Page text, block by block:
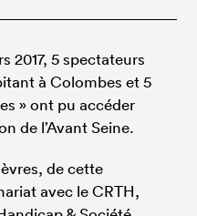
2017, 5 spectateurs
à Colombes et 5
» ont pu accéder
de l’Avant Seine.
de cette
avec le CRTH,